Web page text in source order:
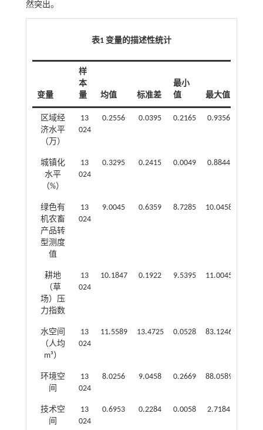
然突出。
表1 变量的描述性统计
变量
样
本
量
均值 标准差
最小
值
最大值
区域经
济水平
（万）
13
024
0.2556 0.0395 0.2165 0.9356
城镇化
水平
（%）
13
024
0.3295 0.2415 0.0049 0.8844
绿色有
机农畜
产品转
型测度
值
13
024
9.0045 0.6359 8.7285 10.0458
耕地
（草
场）压
力指数
13
024
10.1847 0.1922 9.5395 11.0045
水空间
（人均
m³）
13
024
11.5589 13.4725 0.0528 83.1246
环境空
间
13
024
8.0256 9.0458 0.2669 88.0589
技术空
间
13
024
0.6953 0.2284 0.0058 2.7184